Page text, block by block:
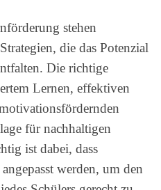
stehen
die das Potenzial
Die richtige
Lernen, effektiven
für nachhaltigen
ist dabei, dass
werden, um den